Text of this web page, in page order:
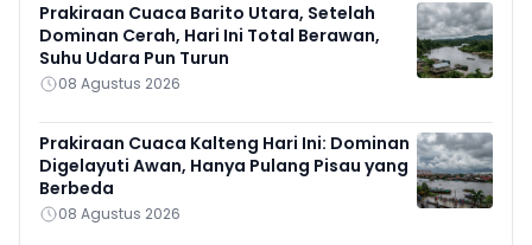
Prakiraan Cuaca Barito Utara, Setelah
Dominan Cerah, Hari Ini Total Berawan,
Suhu Udara Pun Turun
08 Agustus 2026
Prakiraan Cuaca Kalteng Hari Ini: Dominan
Digelayuti Awan, Hanya Pulang Pisau yang
Berbeda
08 Agustus 2026